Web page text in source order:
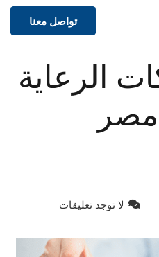
تواصل معنا
الرعاية
لا توجد تعليقات